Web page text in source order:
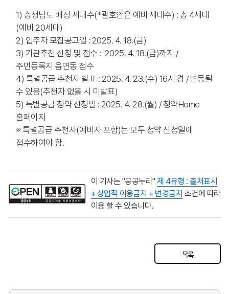
1) 충청남도 배정 세대수(*괄호안은 예비 세대수) : 총 4세대
(예비 20세대)
2) 입주자 모집공고일 : 2025. 4. 18.(금)
3) 기관추천 신청 및 접수 : 2025. 4. 18.(금)까지 /
주민등록지 읍면동 접수
4) 특별공급 추천자 발표 : 2025. 4. 23.(수) 16시 경 / 변동될
수 있음(추천자 없을 시 미발표)
5) 특별공급 청약 신청일 : 2025. 4. 28.(월) / 청약Home
홈페이지
※ 특별공급 추천자(예비자 포함)는 모두 청약 신청일에
접수하여야 함.
이 기사는 "공공누리"제 4유형 : 출처표시
+ 상업적 이용금지 + 변경금지 조건에 따라
이용 할 수 있습니다.
목록